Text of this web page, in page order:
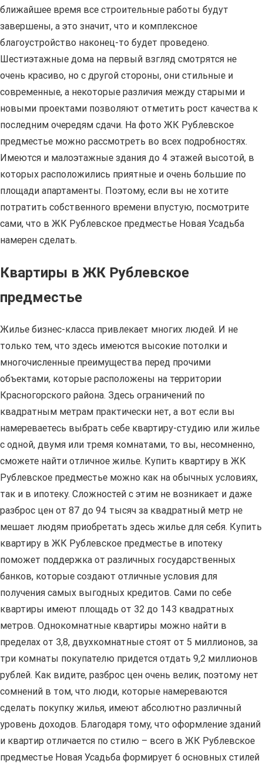
ближайшее время все строительные работы будут
завершены, а это значит, что и комплексное
благоустройство наконец-то будет проведено.
Шестиэтажные дома на первый взгляд смотрятся не
очень красиво, но с другой стороны, они стильные и
современные, а некоторые различия между старыми и
новыми проектами позволяют отметить рост качества к
последним очередям сдачи. На фото ЖК Рублевское
предместье можно рассмотреть во всех подробностях.
Имеются и малоэтажные здания до 4 этажей высотой, в
которых расположились приятные и очень большие по
площади апартаменты. Поэтому, если вы не хотите
потратить собственного времени впустую, посмотрите
сами, что в ЖК Рублевское предместье Новая Усадьба
намерен сделать.
Квартиры в ЖК Рублевское
предместье
Жилье бизнес-класса привлекает многих людей. И не
только тем, что здесь имеются высокие потолки и
многочисленные преимущества перед прочими
объектами, которые расположены на территории
Красногорского района. Здесь ограничений по
квадратным метрам практически нет, а вот если вы
намереваетесь выбрать себе квартиру-студию или жилье
с одной, двумя или тремя комнатами, то вы, несомненно,
сможете найти отличное жилье. Купить квартиру в ЖК
Рублевское предместье можно как на обычных условиях,
так и в ипотеку. Сложностей с этим не возникает и даже
разброс цен от 87 до 94 тысяч за квадратный метр не
мешает людям приобретать здесь жилье для себя. Купить
квартиру в ЖК Рублевское предместье в ипотеку
поможет поддержка от различных государственных
банков, которые создают отличные условия для
получения самых выгодных кредитов. Сами по себе
квартиры имеют площадь от 32 до 143 квадратных
метров. Однокомнатные квартиры можно найти в
пределах от 3,8, двухкомнатные стоят от 5 миллионов, за
три комнаты покупателю придется отдать 9,2 миллионов
рублей. Как видите, разброс цен очень велик, поэтому нет
сомнений в том, что люди, которые намереваются
сделать покупку жилья, имеют абсолютно различный
уровень доходов. Благодаря тому, что оформление зданий
и квартир отличается по стилю – всего в ЖК Рублевское
предместье Новая Усадьба формирует 6 основных стилей